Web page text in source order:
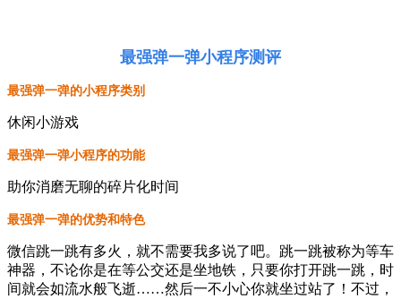
最强弹一弹小程序测评
最强弹一弹的小程序类别
休闲小游戏
最强弹一弹小程序的功能
助你消磨无聊的碎片化时间
最强弹一弹的优势和特色
微信跳一跳有多火，就不需要我多说了吧。跳一跳被称为等车
神器，不论你是在等公交还是坐地铁，只要你打开跳一跳，时
间就会如流水般飞逝……然后一不小心你就坐过站了！不过，